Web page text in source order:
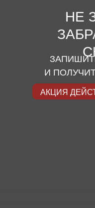
НЕ
И
АКЦИЯ